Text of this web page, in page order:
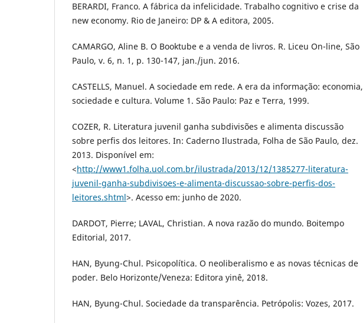
BERARDI, Franco. A fábrica da infelicidade. Trabalho cognitivo e crise da
new economy. Rio de Janeiro: DP & A editora, 2005.
CAMARGO, Aline B. O Booktube e a venda de livros. R. Liceu On-line, São
Paulo, v. 6, n. 1, p. 130-147, jan./jun. 2016.
CASTELLS, Manuel. A sociedade em rede. A era da informação: economia,
sociedade e cultura. Volume 1. São Paulo: Paz e Terra, 1999.
COZER, R. Literatura juvenil ganha subdivisões e alimenta discussão
sobre perfis dos leitores. In: Caderno Ilustrada, Folha de São Paulo, dez.
2013. Disponível em:
<http://www1.folha.uol.com.br/ilustrada/2013/12/1385277-literatura-
juvenil-ganha-subdivisoes-e-alimenta-discussao-sobre-perfis-dos-
leitores.shtml>. Acesso em: junho de 2020.
DARDOT, Pierre; LAVAL, Christian. A nova razão do mundo. Boitempo
Editorial, 2017.
HAN, Byung-Chul. Psicopolítica. O neoliberalismo e as novas técnicas de
poder. Belo Horizonte/Veneza: Editora yinê, 2018.
HAN, Byung-Chul. Sociedade da transparência. Petrópolis: Vozes, 2017.